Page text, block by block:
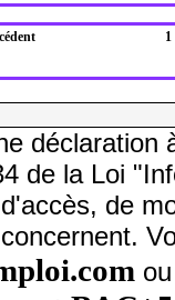
1
déclaration
de la Loi
de